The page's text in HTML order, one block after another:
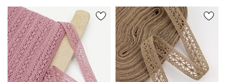
Подписаться
Ознакомлен(а) сПолитикой обработки персональных
данныхи даюСогласие на обработку персональных
данных